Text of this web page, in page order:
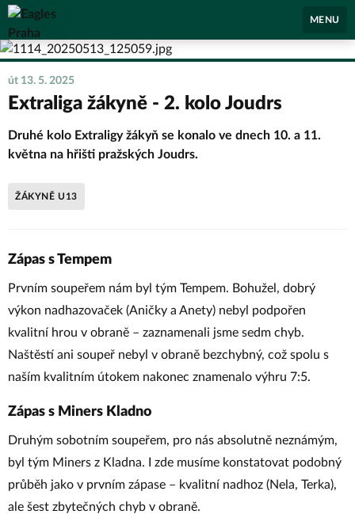
Eagles Praha
MENU
út 13. 5. 2025
Extraliga žákyně - 2. kolo Joudrs
Druhé kolo Extraligy žákyň se konalo ve dnech 10. a 11.
května na hřišti pražských Joudrs.
ŽÁKYNĚ U13
Zápas s Tempem
Prvním soupeřem nám byl tým Tempem. Bohužel, dobrý
výkon nadhazovaček (Aničky a Anety) nebyl podpořen
kvalitní hrou v obraně – zaznamenali jsme sedm chyb.
Naštěstí ani soupeř nebyl v obraně bezchybný, což spolu s
naším kvalitním útokem nakonec znamenalo výhru 7:5.
Zápas s Miners Kladno
Druhým sobotním soupeřem, pro nás absolutně neznámým,
byl tým Miners z Kladna. I zde musíme konstatovat podobný
průběh jako v prvním zápase – kvalitní nadhoz (Nela, Terka),
ale šest zbytečných chyb v obraně.